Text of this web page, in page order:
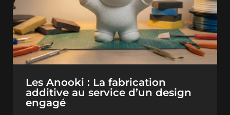
Les Anooki : La fabrication
additive au service d’un design
engagé